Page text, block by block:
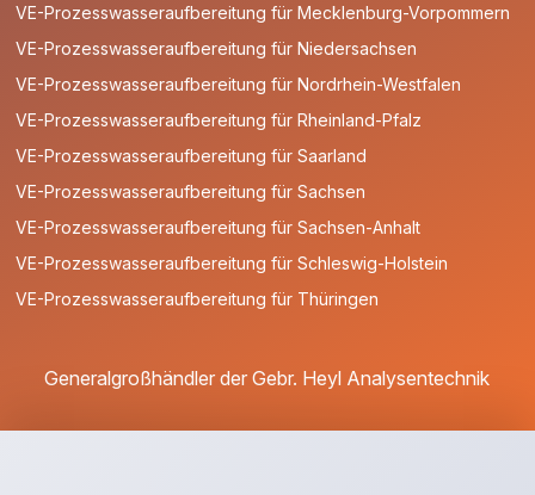
VE-Prozesswasseraufbereitung für Mecklenburg-Vorpommern
VE-Prozesswasseraufbereitung für Niedersachsen
VE-Prozesswasseraufbereitung für Nordrhein-Westfalen
VE-Prozesswasseraufbereitung für Rheinland-Pfalz
VE-Prozesswasseraufbereitung für Saarland
VE-Prozesswasseraufbereitung für Sachsen
VE-Prozesswasseraufbereitung für Sachsen-Anhalt
VE-Prozesswasseraufbereitung für Schleswig-Holstein
VE-Prozesswasseraufbereitung für Thüringen
Generalgroßhändler der Gebr. Heyl Analysentechnik